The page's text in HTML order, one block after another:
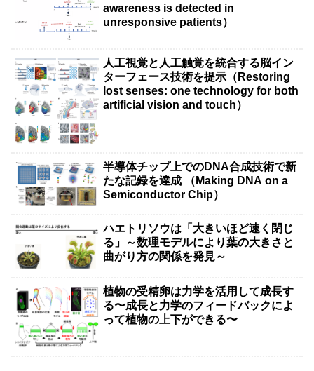
awareness is detected in
unresponsive patients）
人工視覚と人工触覚を統合する脳イン
ターフェース技術を提示（Restoring
lost senses: one technology for both
artificial vision and touch）
半導体チップ上でのDNA合成技術で新
たな記録を達成 （Making DNA on a
Semiconductor Chip）
ハエトリソウは「大きいほど速く閉じ
る」～数理モデルにより葉の大きさと
曲がり方の関係を発見～
植物の受精卵は力学を活用して成長す
る〜成長と力学のフィードバックによ
って植物の上下ができる〜